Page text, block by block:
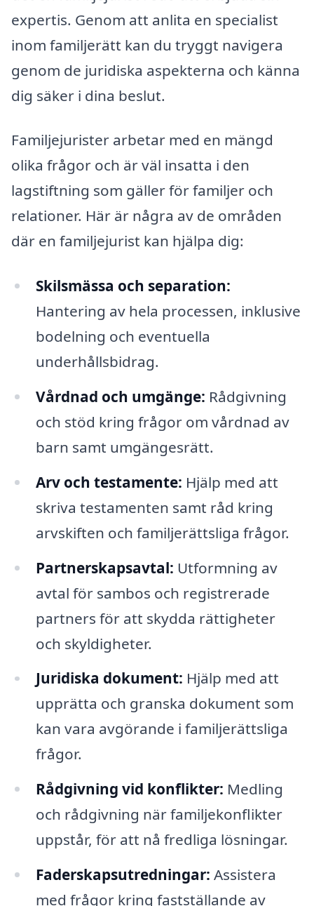
expertis. Genom att anlita en specialist
inom familjerätt kan du tryggt navigera
genom de juridiska aspekterna och känna
dig säker i dina beslut.
Familjejurister arbetar med en mängd
olika frågor och är väl insatta i den
lagstiftning som gäller för familjer och
relationer. Här är några av de områden
där en familjejurist kan hjälpa dig:
Skilsmässa och separation:
Hantering av hela processen, inklusive
bodelning och eventuella
underhållsbidrag.
Vårdnad och umgänge: Rådgivning
och stöd kring frågor om vårdnad av
barn samt umgängesrätt.
Arv och testamente: Hjälp med att
skriva testamenten samt råd kring
arvskiften och familjerättsliga frågor.
Partnerskapsavtal: Utformning av
avtal för sambos och registrerade
partners för att skydda rättigheter
och skyldigheter.
Juridiska dokument: Hjälp med att
upprätta och granska dokument som
kan vara avgörande i familjerättsliga
frågor.
Rådgivning vid konflikter: Medling
och rådgivning när familjekonflikter
uppstår, för att nå fredliga lösningar.
Faderskapsutredningar: Assistera
med frågor kring fastställande av